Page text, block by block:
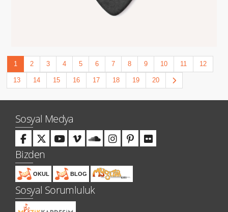
1 2 3 4 5 6 7 8 9 10 11 12
13 14 15 16 17 18 19 20
Sosyal Medya
Bizden
OKUL BLOG
Sosyal Sorumluluk